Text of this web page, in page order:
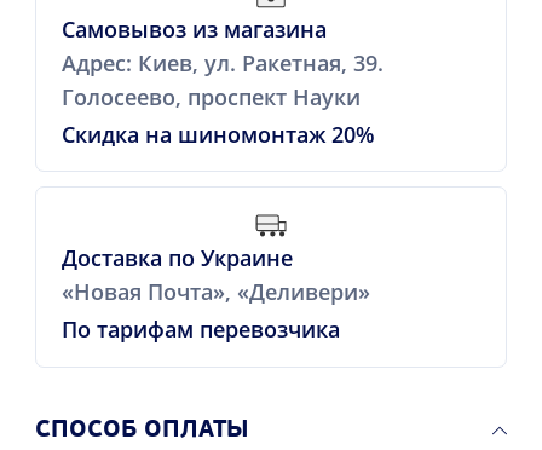
Самовывоз из магазина
Адрес: Киев, ул. Ракетная, 39.
Голосеево, проспект Науки
Скидка на шиномонтаж 20%
Доставка по Украине
«Новая Почта», «Деливери»
По тарифам перевозчика
CПОСОБ ОПЛАТЫ